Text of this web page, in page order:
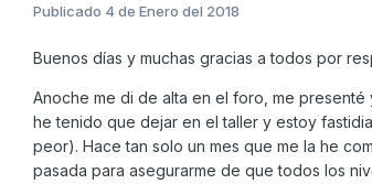
Publicado 4 de Enero del 2018
Buenos días y muchas gracias a todos por
Anoche me di de alta en el foro, me
he tenido que dejar en el taller y estoy
peor). Hace tan solo un mes que me la he
pasada para asegurarme de que todos los